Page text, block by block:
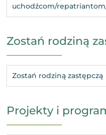
uchodźcom/
Zostań rodziną
Zostań rodziną zastępczą
Projekty i